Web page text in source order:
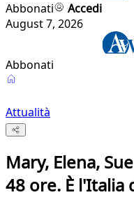
Abbonati
Accedi
August 7, 2026
Abbonati
Attualità
Mary, Elena,
48 ore. È